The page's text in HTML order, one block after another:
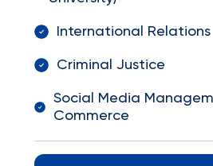
International Relations
Criminal Justice
Social Media
Commerce